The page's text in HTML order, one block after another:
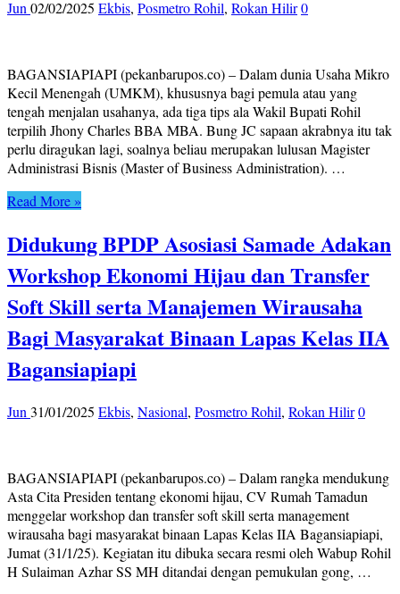
Jun02/02/2025 Ekbis, Posmetro Rohil, Rokan Hilir0
BAGANSIAPIAPI (pekanbarupos.co) – Dalam dunia Usaha Mikro
Kecil Menengah (UMKM), khususnya bagi pemula atau yang
tengah menjalan usahanya, ada tiga tips ala Wakil Bupati Rohil
terpilih Jhony Charles BBA MBA. Bung JC sapaan akrabnya itu tak
perlu diragukan lagi, soalnya beliau merupakan lulusan Magister
Administrasi Bisnis (Master of Business Administration). …
Read More »
Didukung BPDP Asosiasi Samade Adakan
Workshop Ekonomi Hijau dan Transfer
Soft Skill serta Manajemen Wirausaha
Bagi Masyarakat Binaan Lapas Kelas IIA
Bagansiapiapi
Jun 31/01/2025 Ekbis, Nasional, Posmetro Rohil, Rokan Hilir0
BAGANSIAPIAPI (pekanbarupos.co) – Dalam rangka mendukung
Asta Cita Presiden tentang ekonomi hijau, CV Rumah Tamadun
menggelar workshop dan transfer soft skill serta management
wirausaha bagi masyarakat binaan Lapas Kelas IIA Bagansiapiapi,
Jumat (31/1/25). Kegiatan itu dibuka secara resmi oleh Wabup Rohil
H Sulaiman Azhar SS MH ditandai dengan pemukulan gong, …